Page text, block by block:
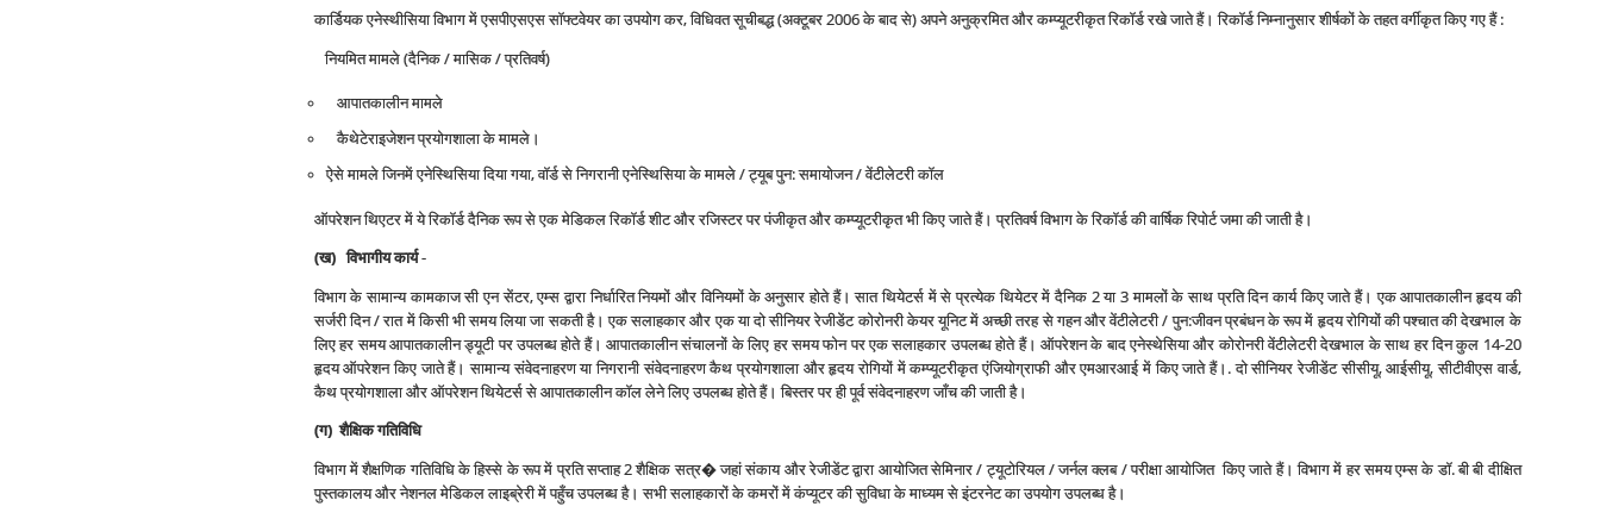
कार्डियक एनेस्थीसिया विभाग में एसपीएसएस सॉफ्टवेयर का उपयोग कर, विधिवत सूचीबद्ध (अक्टूबर 2006 के बाद से) अपने अनुक्रमित और कम्प्यूटरीकृत रिकॉर्ड रखे जाते हैं। रिकॉर्ड निम्नानुसार शीर्षकों के तहत वर्गीकृत किए गए हैं :
नियमित मामले (दैनिक / मासिक / प्रतिवर्ष)
आपातकालीन मामले
कैथेटेराइजेशन प्रयोगशाला के मामले।
ऐसे मामले जिनमें एनेस्थिसिया दिया गया, वॉर्ड से निगरानी एनेस्थिसिया के मामले / ट्यूब पुन: समायोजन / वेंटीलेटरी कॉल
ऑपरेशन थिएटर में ये रिकॉर्ड दैनिक रूप से एक मेडिकल रिकॉर्ड शीट और रजिस्टर पर पंजीकृत और कम्प्यूटरीकृत भी किए जाते हैं। प्रतिवर्ष विभाग के रिकॉर्ड की वार्षिक रिपोर्ट जमा की जाती है।
(ख) विभागीय कार्य-
विभाग के सामान्य कामकाज सी एन सेंटर, एम्स द्वारा निर्धारित नियमों और विनियमों के अनुसार होते हैं। सात थियेटर्स में से प्रत्येक थियेटर में दैनिक 2 या 3 मामलों के साथ प्रति दिन कार्य किए जाते हैं। एक आपातकालीन हृदय की
सर्जरी दिन / रात में किसी भी समय लिया जा सकती है। एक सलाहकार और एक या दो सीनियर रेजीडेंट कोरोनरी केयर यूनिट में अच्छी तरह से गहन और वेंटीलेटरी / पुन:जीवन प्रबंधन के रूप में हृदय रोगियों की पश्चात की देखभाल के
लिए हर समय आपातकालीन ड्यूटी पर उपलब्‍ध होते हैं। आपातकालीन संचालनों के लिए हर समय फोन पर एक सलाहकार उपलब्‍ध होते हैं। ऑपरेशन के बाद एनेस्थेसिया और कोरोनरी वेंटीलेटरी देखभाल के साथ हर दिन कुल 14-20
हृदय ऑपरेशन किए जाते हैं। सामान्य संवेदनाहरण या निगरानी संवेदनाहरण कैथ प्रयोगशाला और हृदय रोगियों में कम्प्यूटरीकृत एंजियोग्राफी और एमआरआई में किए जाते हैं।. दो सीनियर रेजीडेंट सीसीयू, आईसीयू, सीटीवीएस वार्ड,
कैथ प्रयोगशाला और ऑपरेशन थियेटर्स से आपातकालीन कॉल लेने लिए उपलब्‍ध होते हैं। बिस्‍तर पर ही पूर्व संवेदनाहरण जाँच की जाती है।
(ग) शैक्षिक गतिविधि
विभाग में शैक्षणिक गतिविधि के हिस्से के रूप में प्रति सप्ताह 2 शैक्षिक सत्र� जहां संकाय और रेजीडेंट द्वारा आयोजित सेमिनार / ट्यूटोरियल / जर्नल क्लब / परीक्षा आयोजित किए जाते हैं। विभाग में हर समय एम्स के डॉ. बी बी दीक्षित
पुस्तकालय और नेशनल मेडिकल लाइब्रेरी में पहुँच उपलब्‍ध है। सभी सलाहकारों के कमरों में कंप्यूटर की सुविधा के माध्यम से इंटरनेट का उपयोग उपलब्ध है।